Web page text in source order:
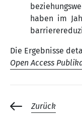
haben im
Die Ergebnisse
Open Access
Zurück